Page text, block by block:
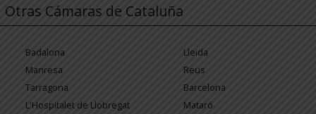
Otras Cámaras de Cataluña
Badalona
Lleida
Manresa
Reus
Tarragona
Barcelona
L'Hospitalet de Llobregat
Mataró